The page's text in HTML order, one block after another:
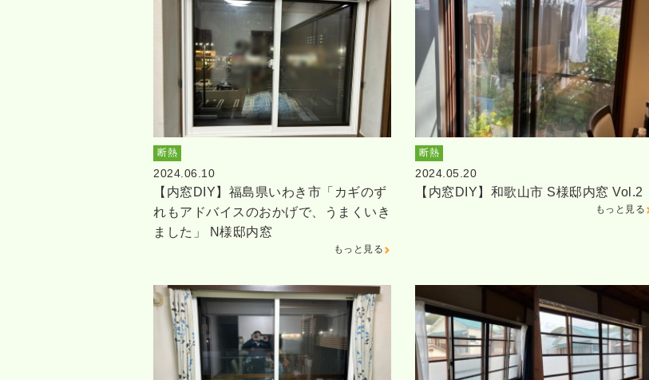
断熱
2024.06.10
【内窓DIY】福島県いわき市「カギのず
れもアドバイスのおかげで、うまくいき
ました」 N様邸内窓
もっと見る
断熱
2024.05.20
【内窓DIY】和歌山市 S様邸内窓 Vol.2
もっと見る